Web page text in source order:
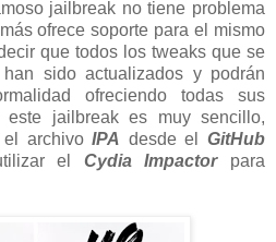
jailbreak no tiene problema
ofrece soporte para el mismo
que todos los tweaks que se
sido actualizados y podrán
ofreciendo todas sus
este jailbreak es muy sencillo,
archivoIPA desde elGitHub
el Cydia Impactorpara